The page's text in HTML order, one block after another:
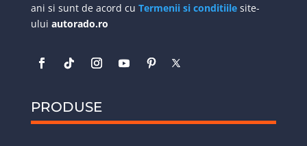
ani si sunt de acord cu Termenii si conditiilesite-
ului autorado.ro
PRODUSE